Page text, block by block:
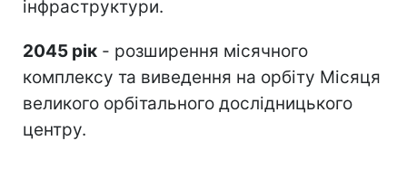
інфраструктури.
2045 рік - розширення місячного
комплексу та виведення на орбіту Місяця
великого орбітального дослідницького
центру.